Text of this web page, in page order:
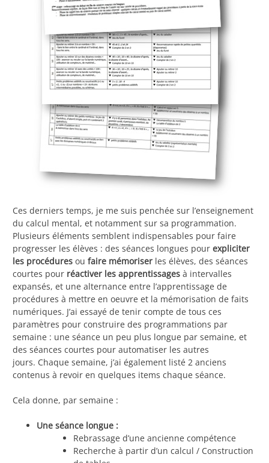
Ces derniers temps, je me suis penchée sur l’enseignement
du calcul mental, et notamment sur sa programmation.
Plusieurs éléments semblent indispensables pour faire
progresser les élèves : des séances longues pour expliciter
les procédures ou faire mémoriser les élèves, des séances
courtes pour réactiver les apprentissages à intervalles
expansés, et une alternance entre l’apprentissage de
procédures à mettre en oeuvre et la mémorisation de faits
numériques. J’ai essayé de tenir compte de tous ces
paramètres pour construire des programmations par
semaine : une séance un peu plus longue par semaine, et
des séances courtes pour automatiser les autres
jours. Chaque semaine, j’ai également listé 2 anciens
contenus à revoir en quelques items chaque séance.
Cela donne, par semaine :
Une séance longue :
Rebrassage d’une ancienne compétence
Recherche à partir d’un calcul / Construction